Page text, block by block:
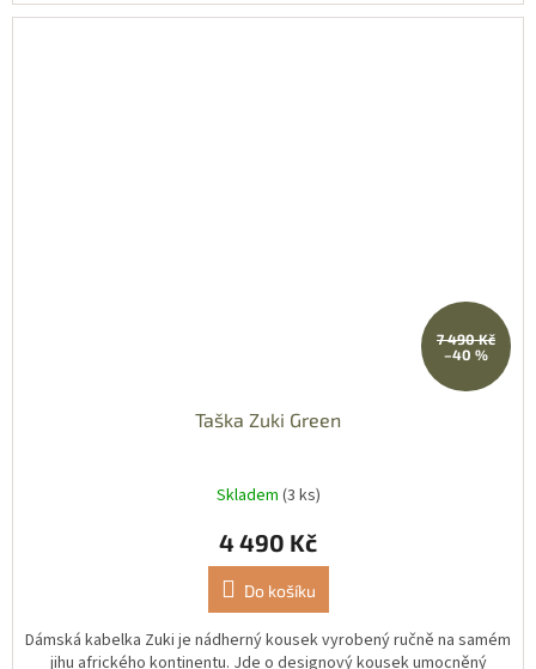
7 490 Kč
–40 %
Taška Zuki Green
Skladem (3 ks)
4 490 Kč
Do košíku
Dámská kabelka Zuki je nádherný kousek vyrobený ručně na samém
jihu afrického kontinentu. Jde o designový kousek umocněný